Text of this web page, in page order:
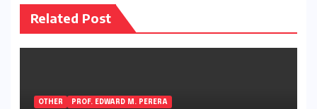
Related Post
OTHER PROF. EDWARD M. PERERA